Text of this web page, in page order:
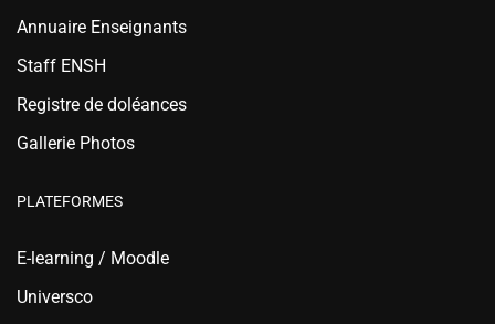
Annuaire Enseignants
Staff ENSH
Registre de doléances
Gallerie Photos
PLATEFORMES
E-learning / Moodle
Universco